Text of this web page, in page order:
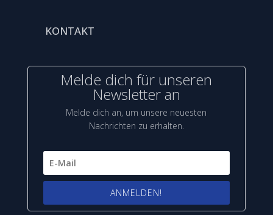
KONTAKT
Melde dich für unseren
Newsletter an
Melde dich an, um unsere neuesten
Nachrichten zu erhalten.
ANMELDEN!